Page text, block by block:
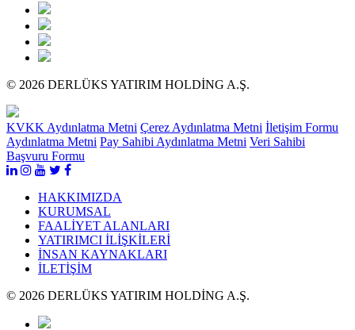
© 2026 DERLÜKS YATIRIM HOLDİNG A.Ş.
KVKK Aydınlatma Metni Çerez Aydınlatma Metni İletişim Formu
Aydınlatma Metni Pay Sahibi Aydınlatma Metni Veri Sahibi
Başvuru Formu
HAKKIMIZDA
KURUMSAL
FAALİYET ALANLARI
YATIRIMCI İLİŞKİLERİ
İNSAN KAYNAKLARI
İLETİŞİM
© 2026 DERLÜKS YATIRIM HOLDİNG A.Ş.